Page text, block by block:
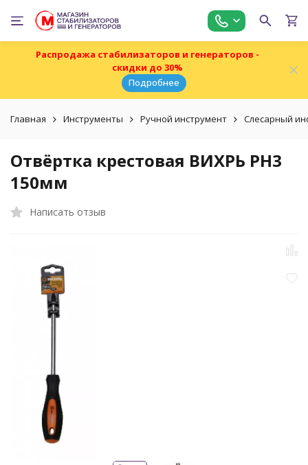
Распродажа стабилизаторов и генераторов -
скидки до 30%
Подробнее
Главная Инструменты Ручной инструмент Слесарный
Отвёртка крестовая ВИХРЬ PH3
150мм
Написать отзыв